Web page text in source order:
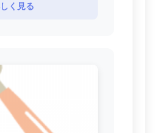
く見る